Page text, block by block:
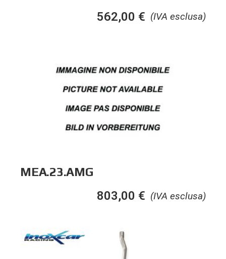
(IVA esclusa)
562,00 €
MEA.23.AMG
(IVA esclusa)
803,00 €